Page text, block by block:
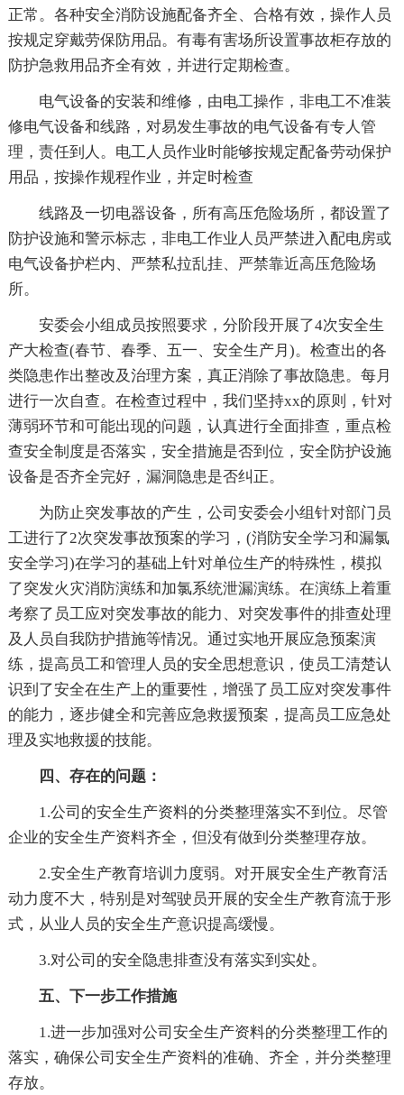
正常。各种安全消防设施配备齐全、合格有效，操作人员
按规定穿戴劳保防用品。有毒有害场所设置事故柜存放的
防护急救用品齐全有效，并进行定期检查。
电气设备的安装和维修，由电工操作，非电工不准装
修电气设备和线路，对易发生事故的电气设备有专人管
理，责任到人。电工人员作业时能够按规定配备劳动保护
用品，按操作规程作业，并定时检查
线路及一切电器设备，所有高压危险场所，都设置了
防护设施和警示标志，非电工作业人员严禁进入配电房或
电气设备护栏内、严禁私拉乱挂、严禁靠近高压危险场
所。
安委会小组成员按照要求，分阶段开展了4次安全生
产大检查(春节、春季、五一、安全生产月)。检查出的各
类隐患作出整改及治理方案，真正消除了事故隐患。每月
进行一次自查。在检查过程中，我们坚持xx的原则，针对
薄弱环节和可能出现的问题，认真进行全面排查，重点检
查安全制度是否落实，安全措施是否到位，安全防护设施
设备是否齐全完好，漏洞隐患是否纠正。
为防止突发事故的产生，公司安委会小组针对部门员
工进行了2次突发事故预案的学习，(消防安全学习和漏氯
安全学习)在学习的基础上针对单位生产的特殊性，模拟
了突发火灾消防演练和加氯系统泄漏演练。在演练上着重
考察了员工应对突发事故的能力、对突发事件的排查处理
及人员自我防护措施等情况。通过实地开展应急预案演
练，提高员工和管理人员的安全思想意识，使员工清楚认
识到了安全在生产上的重要性，增强了员工应对突发事件
的能力，逐步健全和完善应急救援预案，提高员工应急处
理及实地救援的技能。
四、存在的问题：
1.公司的安全生产资料的分类整理落实不到位。尽管
企业的安全生产资料齐全，但没有做到分类整理存放。
2.安全生产教育培训力度弱。对开展安全生产教育活
动力度不大，特别是对驾驶员开展的安全生产教育流于形
式，从业人员的安全生产意识提高缓慢。
3.对公司的安全隐患排查没有落实到实处。
五、下一步工作措施
1.进一步加强对公司安全生产资料的分类整理工作的
落实，确保公司安全生产资料的准确、齐全，并分类整理
存放。